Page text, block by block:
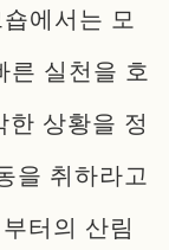
에서는 모
른 실천을 호
상황을 정
을 취하라고
터의 산림